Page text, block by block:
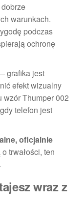
warunkach.
podczas
ochronę
grafika jest
efekt wizualny
wzór Thumper 002
telefon jest
oficjalnie
trwałości, ten
wraz z